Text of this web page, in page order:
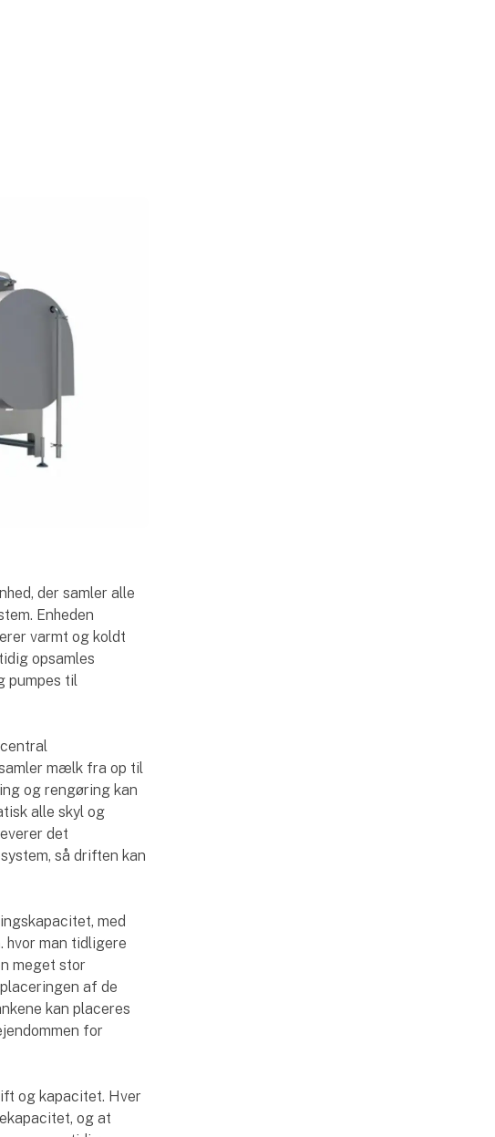
der samler alle
Enheden
varmt og koldt
opsamles
pumpes til
mælk fra op til
og rengøring kan
alle skyl og
det
så driften kan
med
hvor man tidligere
meget stor
af de
kan placeres
for
og kapacitet. Hver
og at